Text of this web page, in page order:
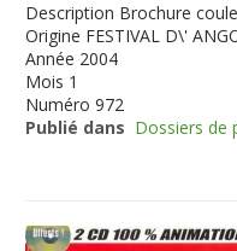
Description Brochure
Origine FESTIVAL D\'
Année 2004
Mois 1
Numéro 972
Publié dans Dossiers de